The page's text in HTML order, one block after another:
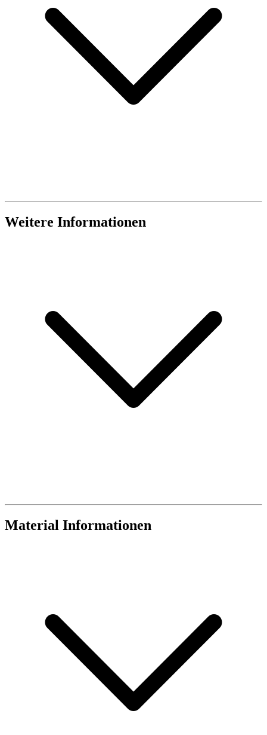
Weitere Informationen
Material Informationen